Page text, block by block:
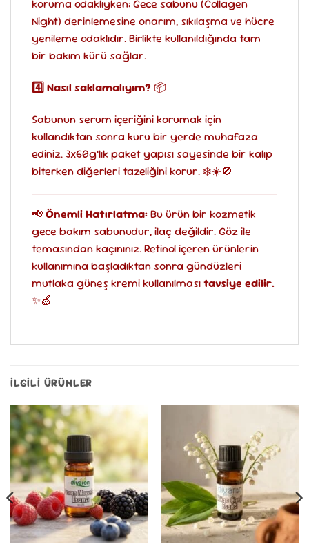
koruma odaklıyken; Gece sabunu (Collagen
Night) derinlemesine onarım, sıkılaşma ve hücre
yenileme odaklıdır. Birlikte kullanıldığında tam
bir bakım kürü sağlar.
4️⃣ Nasıl saklamalıyım? 📦
Sabunun serum içeriğini korumak için
kullandıktan sonra kuru bir yerde muhafaza
ediniz. 3x60g’lık paket yapısı sayesinde bir kalıp
biterken diğerleri tazeliğini korur. ❄️☀️🚫
📢Önemli Hatırlatma:Bu ürün bir kozmetik
gece bakım sabunudur, ilaç değildir. Göz ile
temasından kaçınınız. Retinol içeren ürünlerin
kullanımına başladıktan sonra gündüzleri
mutlaka güneş kremi kullanılmasıtavsiye edilir.
✨🍏
İLGILI ÜRÜNLER